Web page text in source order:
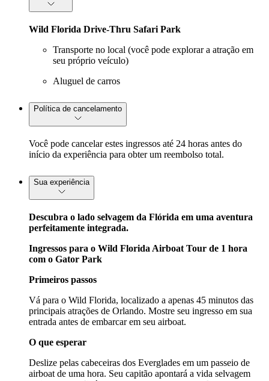
Wild Florida Drive-Thru Safari Park
Transporte no local (você pode explorar a atração em
seu próprio veículo)
Aluguel de carros
Política de cancelamento
Você pode cancelar estes ingressos até 24 horas antes do
início da experiência para obter um reembolso total.
Sua experiência
Descubra o lado selvagem da Flórida em uma aventura
perfeitamente integrada.
Ingressos para o Wild Florida Airboat Tour de 1 hora
com o Gator Park
Primeiros passos
Vá para o Wild Florida, localizado a apenas 45 minutos das
principais atrações de Orlando. Mostre seu ingresso em sua
entrada antes de embarcar em seu airboat.
O que esperar
Deslize pelas cabeceiras dos Everglades em um passeio de
airboat de uma hora. Seu capitão apontará a vida selvagem